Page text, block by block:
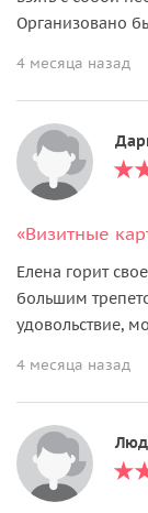
Организовано
4 месяца назад
Елена горит
большим
удовольствие,
4 месяца назад